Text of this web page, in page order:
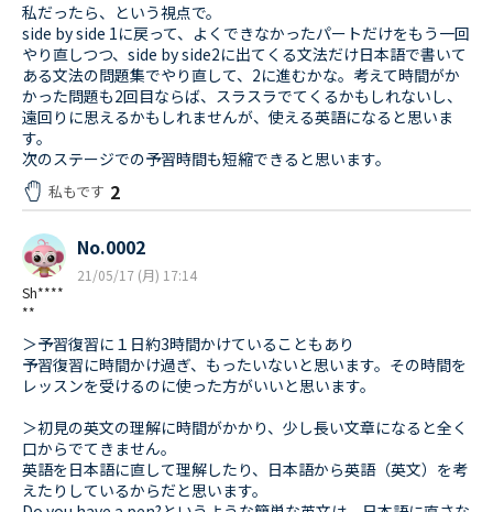
私だったら、という視点で。
side by side 1に戻って、よくできなかったパートだけをもう一回
やり直しつつ、side by side2に出てくる文法だけ日本語で書いて
ある文法の問題集でやり直して、2に進むかな。考えて時間がか
かった問題も2回目ならば、スラスラでてくるかもしれないし、
遠回りに思えるかもしれませんが、使える英語になると思いま
す。
次のステージでの予習時間も短縮できると思います。
私もです 2
Sh****
**
No.0002
21/05/17 (月) 17:14
＞予習復習に１日約3時間かけていることもあり
予習復習に時間かけ過ぎ、もったいないと思います。その時間を
レッスンを受けるのに使った方がいいと思います。
＞初見の英文の理解に時間がかかり、少し長い文章になると全く
口からでてきません。
英語を日本語に直して理解したり、日本語から英語（英文）を考
えたりしているからだと思います。